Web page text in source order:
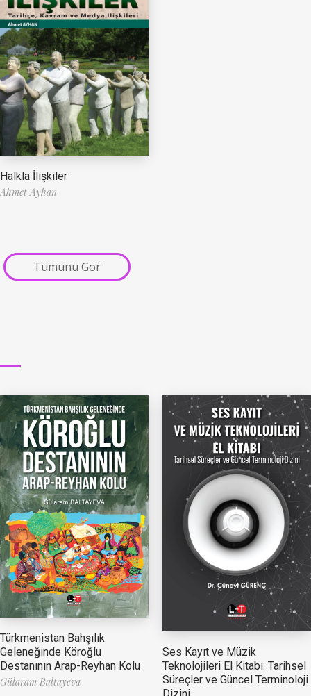
Halkla İlişkiler
Ahmet Ayhan
Tümünü Gör
Türkmenistan Bahşılık
Geleneğinde Köroğlu
Destanının Arap-Reyhan Kolu
Gülaram Baltayeva
Ses Kayıt ve Müzik
Teknolojileri El Kitabı: Tarihsel
Süreçler ve Güncel Terminoloji